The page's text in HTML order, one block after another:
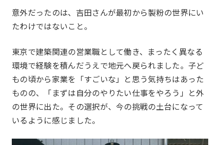
意外だったのは、吉田さんが最初から製粉の世界にい
たわけではないこと。
東京で建築関連の営業職として働き、まったく異なる
環境で経験を積んだうえで地元へ戻られました。子ど
もの頃から家業を「すごいな」と思う気持ちはあった
ものの、「まずは自分のやりたい仕事をやろう」と外
の世界に出た。その選択が、今の挑戦の土台になって
いるように感じました。